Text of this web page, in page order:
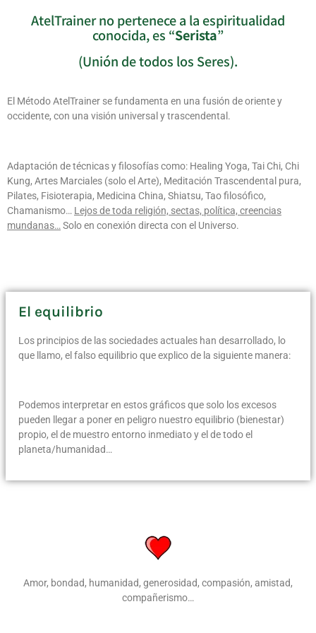
AtelTrainer no pertenece a la espiritualidad
conocida, es “Serista”
(Unión de todos los Seres).
El Método AtelTrainer se fundamenta en una fusión de oriente y
occidente, con una visión universal y trascendental.
Adaptación de técnicas y filosofías como: Healing Yoga, Tai Chi, Chi
Kung, Artes Marciales (solo el Arte), Meditación Trascendental pura,
Pilates, Fisioterapia, Medicina China, Shiatsu, Tao filosófico,
Chamanismo… Lejos de toda religión, sectas, política, creencias
mundanas… Solo en conexión directa con el Universo.
El equilibrio
Los principios de las sociedades actuales han desarrollado, lo
que llamo, el falso equilibrio que explico de la siguiente manera:
Podemos interpretar en estos gráficos que solo los excesos
pueden llegar a poner en peligro nuestro equilibrio (bienestar)
propio, el de muestro entorno inmediato y el de todo el
planeta/humanidad…
Amor, bondad, humanidad, generosidad, compasión, amistad,
compañerismo…